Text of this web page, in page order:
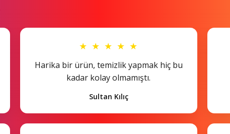
★ ★ ★ ★ ★
Harika bir ürün, temizlik yapmak hiç bu
kadar kolay olmamıştı.
Sultan Kılıç